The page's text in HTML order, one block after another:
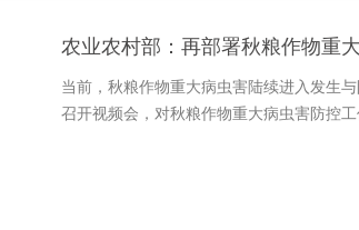
农业农村部：再部署秋粮作物重
当前，秋粮作物重大病虫害陆续进入发生
召开视频会，对秋粮作物重大病虫害防控